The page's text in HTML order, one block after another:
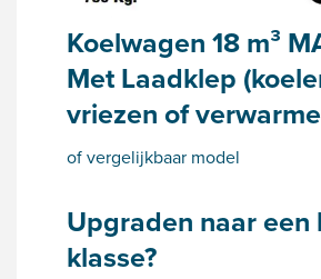
Koelwagen 18 m³
Met Laadklep
vriezen of
of vergelijkbaar model
Upgraden naar een
klasse?